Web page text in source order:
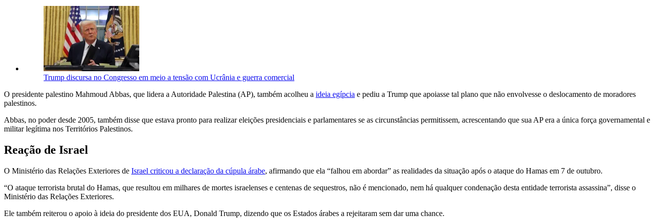
Trump discursa no Congresso em meio a tensão com Ucrânia e guerra comercial
O presidente palestino Mahmoud Abbas, que lidera a Autoridade Palestina (AP), também acolheu a ideia egípcia e pediu a Trump que apoiasse tal plano que não envolvesse o deslocamento de moradores
palestinos.
Abbas, no poder desde 2005, também disse que estava pronto para realizar eleições presidenciais e parlamentares se as circunstâncias permitissem, acrescentando que sua AP era a única força governamental e
militar legítima nos Territórios Palestinos.
Reação de Israel
O Ministério das Relações Exteriores de Israel criticou a declaração da cúpula árabe, afirmando que ela “falhou em abordar” as realidades da situação após o ataque do Hamas em 7 de outubro.
“O ataque terrorista brutal do Hamas, que resultou em milhares de mortes israelenses e centenas de sequestros, não é mencionado, nem há qualquer condenação desta entidade terrorista assassina”, disse o
Ministério das Relações Exteriores.
Ele também reiterou o apoio à ideia do presidente dos EUA, Donald Trump, dizendo que os Estados árabes a rejeitaram sem dar uma chance.